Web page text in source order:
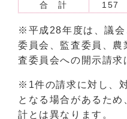
合 計 157
※平成28年度は、議会
委員会、監査委員、農
査委員会への開示請求
※1件の請求に対し、
となる場合があるた
計とは異なります。